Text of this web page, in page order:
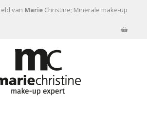
van Marie Christine; Minerale make-up